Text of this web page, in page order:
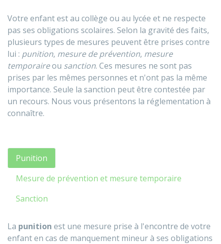
Votre enfant est au collège ou au lycée et ne respecte
pas ses obligations scolaires. Selon la gravité des faits,
plusieurs types de mesures peuvent être prises contre
lui : punition, mesure de prévention, mesure
temporaireou sanction. Ces mesures ne sont pas
prises par les mêmes personnes et n'ont pas la même
importance. Seule la sanction peut être contestée par
un recours. Nous vous présentons la réglementation à
connaître.
Punition
Mesure de prévention et mesure temporaire
Sanction
La punition est une mesure prise à l'encontre de votre
enfant en cas de manquement mineur à ses obligations